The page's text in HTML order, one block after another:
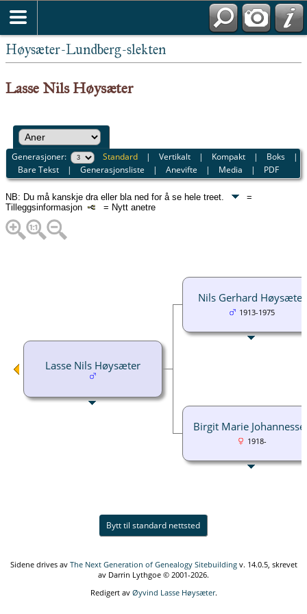
Høysæter-Lundberg-slekten
Lasse Nils Høysæter
Generasjoner: Standard |Vertikalt | Kompakt | Boks |
Bare Tekst |Generasjonsliste |Anevifte | Media | PDF
NB: Du må kanskje dra eller bla ned for å se hele treet.
=
Tilleggsinformasjon
= Nytt anetre
Lasse Nils Høysæter
Nils Gerhard Høysæter
1913-1975
Birgit Marie
1918-
Bytt til standard nettsted
Sidene drives av The Next Generation of Genealogy Sitebuildingv. 14.0.5, skrevet
av Darrin Lythgoe © 2001-2026.
Redigert av Øyvind Lasse Høysæter.